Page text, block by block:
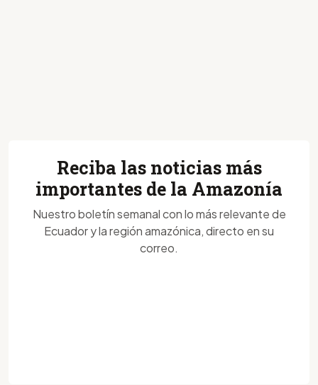
Reciba las noticias más
importantes de la Amazonía
Nuestro boletín semanal con lo más relevante de
Ecuador y la región amazónica, directo en su
correo.